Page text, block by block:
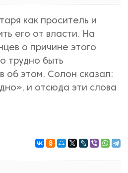
как проситель и
его от власти. На
о причине этого
трудно быть
об этом, Солон сказал:
и отсюда эти слова